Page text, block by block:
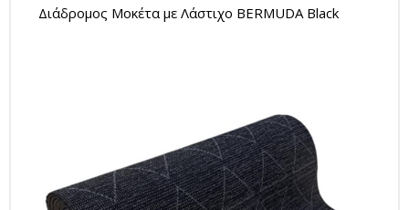
Διάδρομος Μοκέτα με Λάστιχο BERMUDA Black